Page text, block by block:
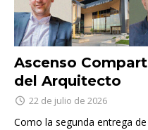
Ascenso
del Arquitecto
22 de julio de 2026
Como la segunda entrega